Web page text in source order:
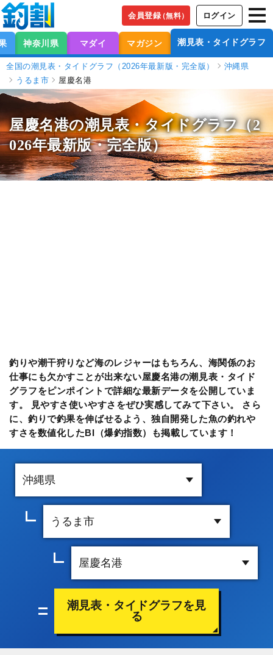
会員登録（無料） ログイン
神奈川県 マダイ マガジン 潮見表・タイドグラフ
全国の潮見表・タイドグラフ（2026年最新版・完全版）
沖縄県
うるま市
屋慶名港
屋慶名港の潮見表・タイドグラフ（2
026年最新版・完全版）
釣りや潮干狩りなど海のレジャーはもちろん、海関係のお
仕事にも欠かすことが出来ない屋慶名港の潮見表・タイド
グラフをピンポイントで詳細な最新データを公開していま
す。 見やすさ使いやすさをぜひ実感してみて下さい。 さら
に、釣りで釣果を伸ばせるよう、独自開発した魚の釣れや
すさを数値化したBI（爆釣指数）も掲載しています！
潮見表・タイドグラフを見
る